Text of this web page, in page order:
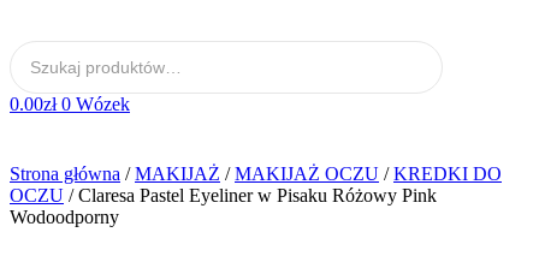
0.00zł 0 Wózek
Strona główna /MAKIJAŻ /MAKIJAŻ OCZU /KREDKI DO
OCZU / Claresa Pastel Eyeliner w Pisaku Różowy Pink
Wodoodporny